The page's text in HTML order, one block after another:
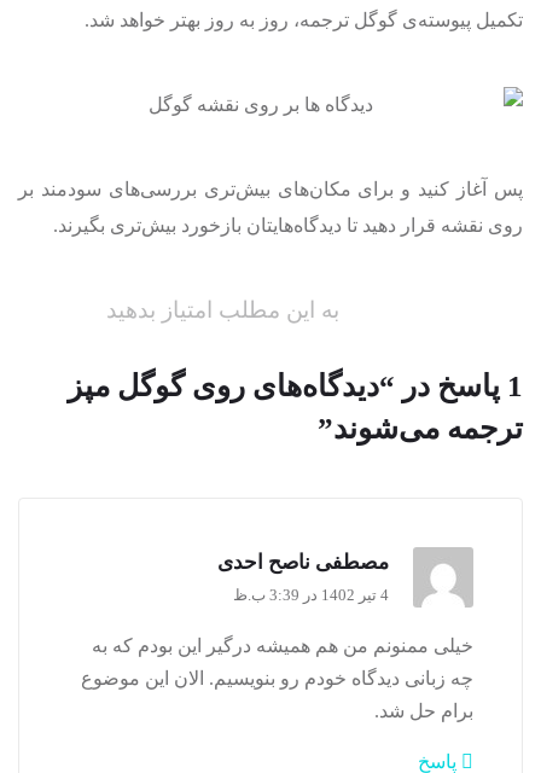
تکمیل پیوسته‌ی گوگل ترجمه، روز به روز بهتر خواهد شد.
پس آغاز کنید و برای مکان‌های بیش‌تری بررسی‌های سودمند بر
روی نقشه قرار دهید تا دیدگاه‌هایتان بازخورد بیش‌تری بگیرند.
به این مطلب امتیاز بدهید
1 پاسخ در “دیدگاه‌های روی گوگل مپز
ترجمه می‌شوند”
مصطفی ناصح احدی
4 تیر 1402 در 3:39 ب.ظ
خیلی ممنونم من هم همیشه درگیر این بودم که به
چه زبانی دیدگاه خودم رو بنویسیم. الان این موضوع
برام حل شد.
پاسخ